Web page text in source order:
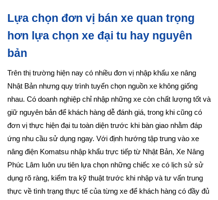
Lựa chọn đơn vị bán xe quan trọng
hơn lựa chọn xe đại tu hay nguyên
bản
Trên thị trường hiện nay có nhiều đơn vị nhập khẩu xe nâng
Nhật Bản nhưng quy trình tuyển chọn nguồn xe không giống
nhau. Có doanh nghiệp chỉ nhập những xe còn chất lượng tốt và
giữ nguyên bản để khách hàng dễ đánh giá, trong khi cũng có
đơn vị thực hiện đại tu toàn diện trước khi bàn giao nhằm đáp
ứng nhu cầu sử dụng ngay. Với định hướng tập trung vào xe
nâng điện Komatsu nhập khẩu trực tiếp từ Nhật Bản, Xe Nâng
Phúc Lâm luôn ưu tiên lựa chọn những chiếc xe có lịch sử sử
dụng rõ ràng, kiểm tra kỹ thuật trước khi nhập và tư vấn trung
thực về tình trạng thực tế của từng xe để khách hàng có đầy đủ